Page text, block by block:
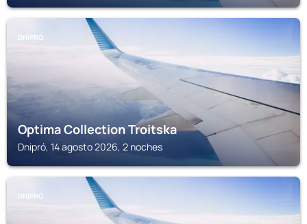
DNIPRÓ
Optima Collection Troitska
Dnipró, 14 agosto 2026, 2 noches
DNIPRÓ